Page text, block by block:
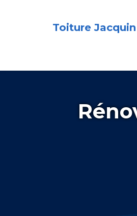
Toiture Jacquin